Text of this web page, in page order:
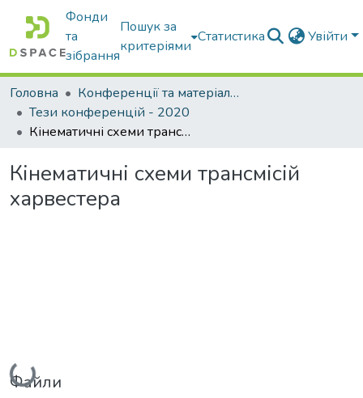
Фонди
та
зібрання
Пошук за
критеріями
Статистика Увійти
Головна
Конференції та матеріали конференцій
Тези конференцій - 2020
Кінематичні схеми трансмісій харвестера
Кінематичні схеми трансмісій
харвестера
Вантажиться...
Файли